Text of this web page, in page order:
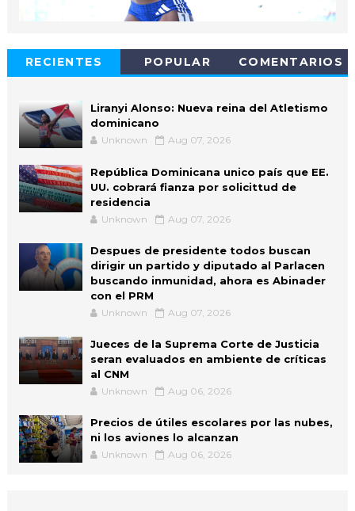
RECIENTES POPULAR COMENTARIOS
Liranyi Alonso: Nueva reina del Atletismo
dominicano
Unknown Aug 07, 2026
República Dominicana unico país que EE.
UU. cobrará fianza por solicittud de
residencia
Unknown Aug 07, 2026
Despues de presidente todos buscan
dirigir un partido y diputado al Parlacen
buscando inmunidad, ahora es Abinader
con el PRM
Unknown Aug 07, 2026
Jueces de la Suprema Corte de Justicia
seran evaluados en ambiente de críticas
al CNM
Unknown Aug 06, 2026
Precios de útiles escolares por las nubes,
ni los aviones lo alcanzan
Unknown Aug 06, 2026